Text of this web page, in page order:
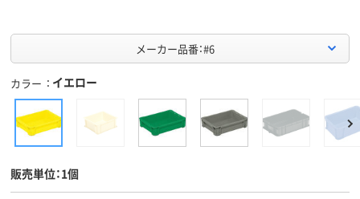
メーカー品番：#6
カラー イエロー
販売単位：1個